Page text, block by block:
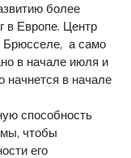
более
в Европе. Центр
Брюсселе, а само
в начале июля и
начнется в начале
способность
чтобы
его